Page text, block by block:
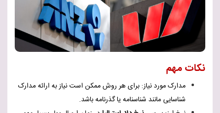
نکات مهم
مدارک مورد نیاز: برای هر روش ممکن است نیاز به ارائه مدارک
شناسایی مانند شناسنامه یا گذرنامه باشد.